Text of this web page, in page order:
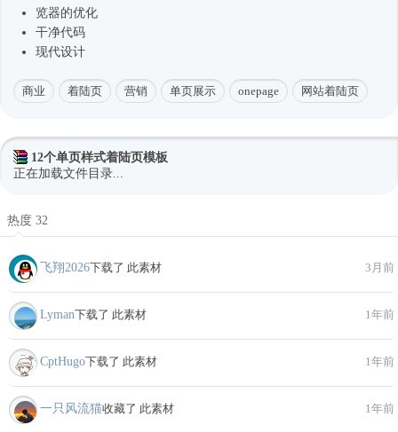
览器的优化
干净代码
现代设计
商业 着陆页 营销 单页展示 onepage 网站着陆页
12个单页样式着陆页模板
正在加载文件目录...
热度 32
飞翔2026下载了 此素材 3月前
Lyman下载了 此素材 1年前
CptHugo下载了 此素材 1年前
一只风流猫收藏了 此素材 1年前